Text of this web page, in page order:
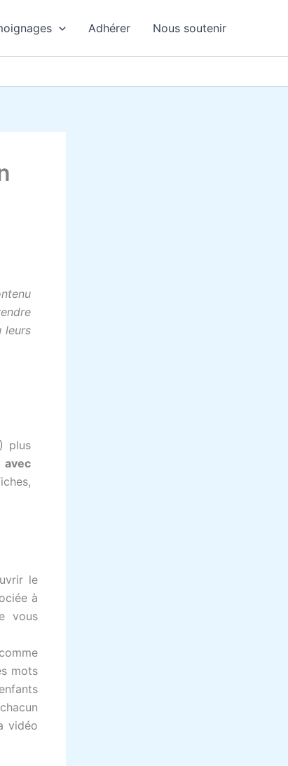
Adhérer Nous soutenir
leurs
plus
le
à
vous
mots
vidéo